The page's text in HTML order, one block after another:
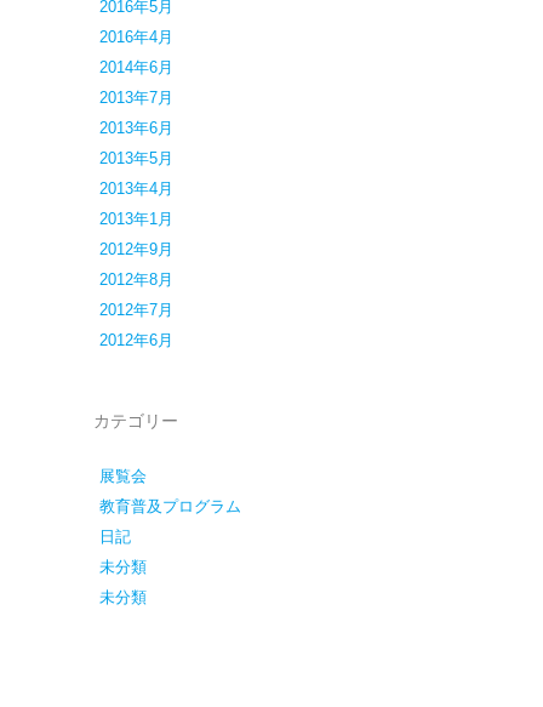
2016年5月
2016年4月
2014年6月
2013年7月
2013年6月
2013年5月
2013年4月
2013年1月
2012年9月
2012年8月
2012年7月
2012年6月
カテゴリー
展覧会
教育普及プログラム
日記
未分類
未分類